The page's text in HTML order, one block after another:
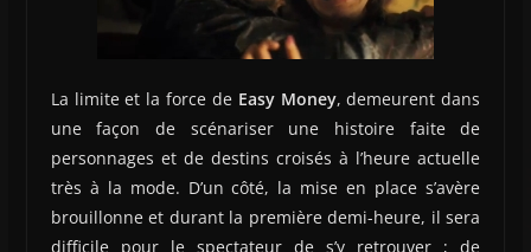
La limite et la force de Easy Money, demeurent dans
une façon de scénariser une histoire faite de
personnages et de destins croisés à l’heure actuelle
très à la mode. D’un côté, la mise en place s’avère
brouillonne et durant la première demi-heure, il sera
difficile pour le spectateur de s’y retrouver ; de